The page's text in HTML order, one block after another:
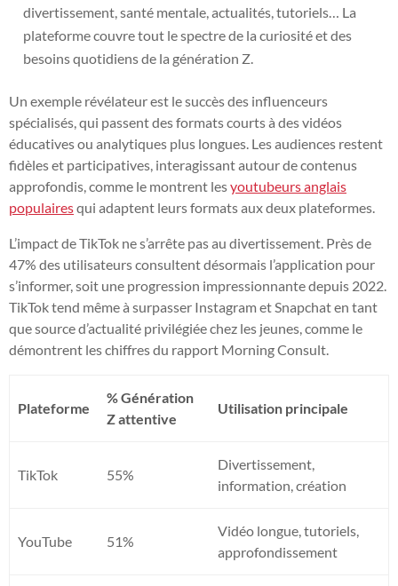
divertissement, santé mentale, actualités, tutoriels… La
plateforme couvre tout le spectre de la curiosité et des
besoins quotidiens de la génération Z.
Un exemple révélateur est le succès des influenceurs
spécialisés, qui passent des formats courts à des vidéos
éducatives ou analytiques plus longues. Les audiences restent
fidèles et participatives, interagissant autour de contenus
approfondis, comme le montrent lesyoutubeurs anglais
populairesqui adaptent leurs formats aux deux plateformes.
L’impact de TikTok ne s’arrête pas au divertissement. Près de
47% des utilisateurs consultent désormais l’application pour
s’informer, soit une progression impressionnante depuis 2022.
TikTok tend même à surpasser Instagram et Snapchat en tant
que source d’actualité privilégiée chez les jeunes, comme le
démontrent les chiffres du rapport Morning Consult.
Plateforme
% Génération
Z attentive
Utilisation principale
TikTok 55%
Divertissement,
information, création
YouTube 51%
Vidéo longue, tutoriels,
approfondissement